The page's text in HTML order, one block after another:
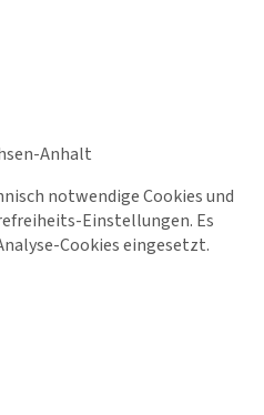
Anhalt
notwendige Cookies und
Einstellungen. Es
Cookies eingesetzt.